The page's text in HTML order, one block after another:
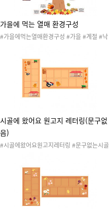
가을에 먹는 열매 환경구성
#가을에먹는열매환경구성 #가을 #계절 #낙
꾸미기 #가을도안 #가을환경판 #가을게시판
#가을환경구성 #교실환경구성 #가을프로젝
시골에 왔어요 원고지 레터링(문구없
음)
#시골에왔어요원고지레터링 #문구없는시골
가을환경 #가을놀이 #가을꾸미기 #가을도안
#가을레터링 #가을환경구성